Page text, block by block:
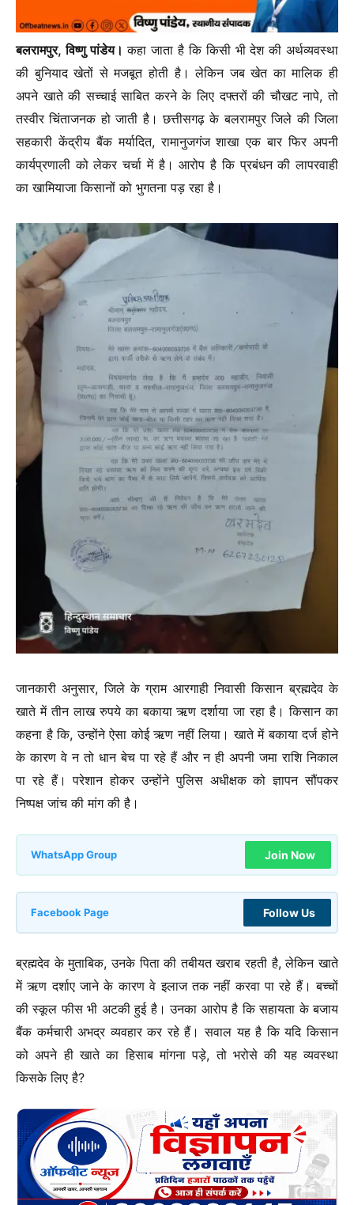
बलरामपुर, विष्णु पांडेय। कहा जाता है कि किसी भी देश की अर्थव्यवस्था
की बुनियाद खेतों से मजबूत होती है। लेकिन जब खेत का मालिक ही
अपने खाते की सच्चाई साबित करने के लिए दफ्तरों की चौखट नापे, तो
तस्वीर चिंताजनक हो जाती है। छत्तीसगढ़ के बलरामपुर जिले की जिला
सहकारी केंद्रीय बैंक मर्यादित, रामानुजगंज शाखा एक बार फिर अपनी
कार्यप्रणाली को लेकर चर्चा में है। आरोप है कि प्रबंधन की लापरवाही
का खामियाजा किसानों को भुगतना पड़ रहा है।
जानकारी अनुसार, जिले के ग्राम आरगाही निवासी किसान ब्रह्मदेव के
खाते में तीन लाख रुपये का बकाया ऋण दर्शाया जा रहा है। किसान का
कहना है कि, उन्होंने ऐसा कोई ऋण नहीं लिया। खाते में बकाया दर्ज होने
के कारण वे न तो धान बेच पा रहे हैं और न ही अपनी जमा राशि निकाल
पा रहे हैं। परेशान होकर उन्होंने पुलिस अधीक्षक को ज्ञापन सौंपकर
निष्पक्ष जांच की मांग की है।
WhatsApp Group Join Now
Facebook Page Follow Us
ब्रह्मदेव के मुताबिक, उनके पिता की तबीयत खराब रहती है, लेकिन खाते
में ऋण दर्शाए जाने के कारण वे इलाज तक नहीं करवा पा रहे हैं। बच्चों
की स्कूल फीस भी अटकी हुई है। उनका आरोप है कि सहायता के बजाय
बैंक कर्मचारी अभद्र व्यवहार कर रहे हैं। सवाल यह है कि यदि किसान
को अपने ही खाते का हिसाब मांगना पड़े, तो भरोसे की यह व्यवस्था
किसके लिए है?